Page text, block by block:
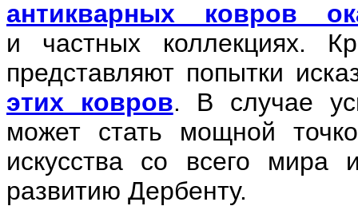
антикварных ковров
и частных коллекциях.
представляют попытки
этих ковров. В случае
может стать мощной
искусства со всего мира
развитию Дербенту.